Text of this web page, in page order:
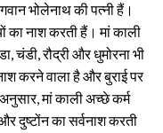
भोलेनाथ की पत्नी हैं।
का नाश करती हैं। मां काली
चंडी, रौद्री और धुमोरना भी
करने वाला है और बुराई पर
मां काली अच्छे कर्म
दुष्टोंन का सर्वनाश करती